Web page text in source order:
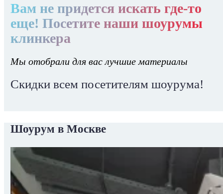
Вам не придется искать где-то
еще! Посетите наши шоурумы
клинкера
Мы отобрали для вас лучшие материалы
Скидки всем посетителям шоурума!
Шоурум в Москве